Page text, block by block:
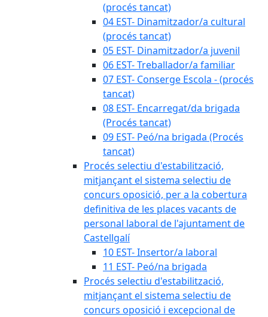
(procés tancat)
04 EST- Dinamitzador/a cultural
(procés tancat)
05 EST- Dinamitzador/a juvenil
06 EST- Treballador/a familiar
07 EST- Conserge Escola - (procés
tancat)
08 EST- Encarregat/da brigada
(Procés tancat)
09 EST- Peó/na brigada (Procés
tancat)
Procés selectiu d'estabilització,
mitjançant el sistema selectiu de
concurs oposició, per a la cobertura
definitiva de les places vacants de
personal laboral de l'ajuntament de
Castellgalí
10 EST- Insertor/a laboral
11 EST- Peó/na brigada
Procés selectiu d'estabilització,
mitjançant el sistema selectiu de
concurs oposició i excepcional de